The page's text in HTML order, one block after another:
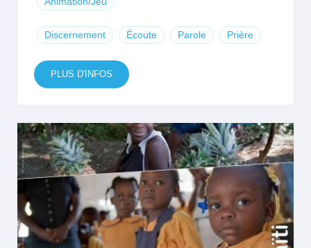
Discernement Écoute Parole Prière
PLUS D'INFOS